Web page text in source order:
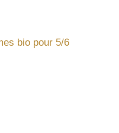
bio pour 5/6